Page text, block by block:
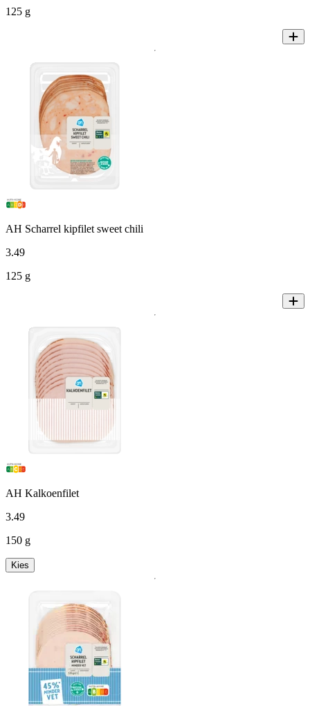
125 g
AH Scharrel kipfilet sweet chili
3.49
125 g
AH Kalkoenfilet
3.49
150 g
Kies